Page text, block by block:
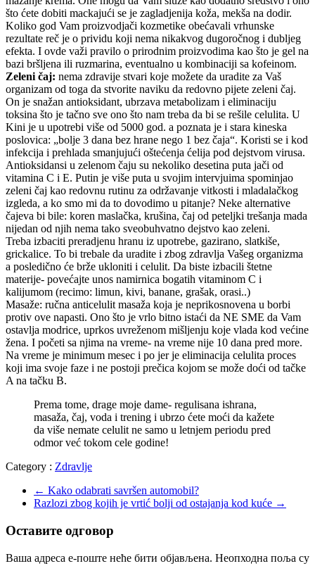
što ćete dobiti mackajući se je zagladjenija koža, mekša na dodir.
Koliko god Vam proizvodjači kozmetike obećavali vrhunske
rezultate reč je o prividu koji nema nikakvog dugoročnog i dubljeg
efekta. I ovde važi pravilo o prirodnim proizvodima kao što je gel na
bazi bršljena ili ruzmarina, eventualno u kombinaciji sa kofeinom.
Zeleni čaj: nema zdravije stvari koje možete da uradite za Vaš
organizam od toga da stvorite naviku da redovno pijete zeleni čaj.
On je snažan antioksidant, ubrzava metabolizam i eliminaciju
toksina što je tačno sve ono što nam treba da bi se rešile celulita. U
Kini je u upotrebi više od 5000 god. a poznata je i stara kineska
poslovica: „bolje 3 dana bez hrane nego 1 bez čaja“. Koristi se i kod
infekcija i prehlada smanjujući oštećenja ćelija pod dejstvom virusa.
Antioksidansi u zelenom čaju su nekoliko desetina puta jači od
vitamina C i E. Putin je više puta u svojim intervjuima spominjao
zeleni čaj kao redovnu rutinu za održavanje vitkosti i mladalačkog
izgleda, a ko smo mi da to dovodimo u pitanje? Neke alternative
čajeva bi bile: koren maslačka, krušina, čaj od peteljki trešanja mada
nijedan od njih nema tako sveobuhvatno dejstvo kao zeleni.
Treba izbaciti preradjenu hranu iz upotrebe, gazirano, slatkiše,
grickalice. To bi trebale da uradite i zbog zdravlja Vašeg organizma
a posledično će brže ukloniti i celulit. Da biste izbacili štetne
materije- povećajte unos namirnica bogatih vitaminom C i
kalijumom (recimo: limun, kivi, banane, grašak, orasi..)
Masaže: ručna anticelulit masaža koja je neprikosnovena u borbi
protiv ove napasti. Ono što je vrlo bitno istaći da NE SME da Vam
ostavlja modrice, uprkos uvreženom mišljenju koje vlada kod većine
žena. I početi sa njima na vreme- na vreme nije 10 dana pred more.
Na vreme je minimum mesec i po jer je eliminacija celulita proces
koji ima svoje faze i ne postoji prečica kojom se može doći od tačke
A na tačku B.
Prema tome, drage moje dame- regulisana ishrana,
masaža, čaj, voda i trening i ubrzo ćete moći da kažete
da više nemate celulit ne samo u letnjem periodu pred
odmor već tokom cele godine!
Category : Zdravlje
← Kako odabrati savršen automobil?
Razlozi zbog kojih je vrtić bolji od ostajanja kod kuće →
Оставите одговор
Ваша адреса е-поште неће бити објављена. Неопходна поља су